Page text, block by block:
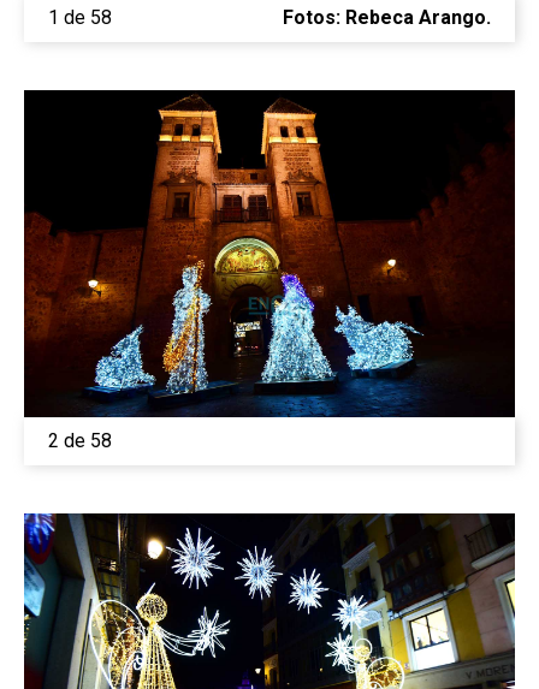
1 de 58 Fotos: Rebeca Arango.
2 de 58